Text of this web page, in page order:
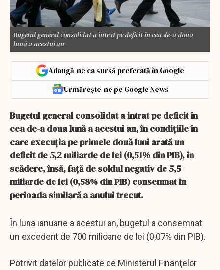
Bugetul general consolidat a intrat pe deficit în cea de-a doua
lună a acestui an
Adaugă-ne ca sursă preferată în Google
Urmărește-ne pe Google News
Bugetul general consolidat a intrat pe deficit în
cea de-a doua lună a acestui an, în condiţiile în
care execuţia pe primele două luni arată un
deficit de 5,2 miliarde de lei (0,51% din PIB), în
scădere, însă, faţă de soldul negativ de 5,5
miliarde de lei (0,58% din PIB) consemnat în
perioada similară a anului trecut.
În luna ianuarie a acestui an, bugetul a consemnat
un excedent de 700 milioane de lei (0,07% din PIB).
Potrivit datelor publicate de Ministerul Finanţelor